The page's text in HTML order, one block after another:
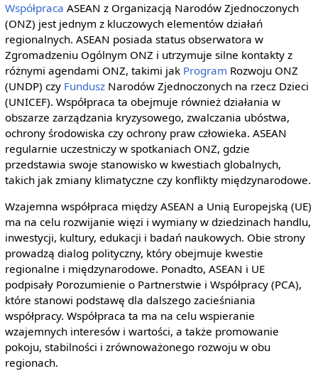
Współpraca ASEAN z Organizacją Narodów Zjednoczonych
(ONZ) jest jednym z kluczowych elementów działań
regionalnych. ASEAN posiada status obserwatora w
Zgromadzeniu Ogólnym ONZ i utrzymuje silne kontakty z
różnymi agendami ONZ, takimi jak Program Rozwoju ONZ
(UNDP) czy FunduszNarodów Zjednoczonych na rzecz Dzieci
(UNICEF). Współpraca ta obejmuje również działania w
obszarze zarządzania kryzysowego, zwalczania ubóstwa,
ochrony środowiska czy ochrony praw człowieka. ASEAN
regularnie uczestniczy w spotkaniach ONZ, gdzie
przedstawia swoje stanowisko w kwestiach globalnych,
takich jak zmiany klimatyczne czy konflikty międzynarodowe.
Wzajemna współpraca między ASEAN a Unią Europejską (UE)
ma na celu rozwijanie więzi i wymiany w dziedzinach handlu,
inwestycji, kultury, edukacji i badań naukowych. Obie strony
prowadzą dialog polityczny, który obejmuje kwestie
regionalne i międzynarodowe. Ponadto, ASEAN i UE
podpisały Porozumienie o Partnerstwie i Współpracy (PCA),
które stanowi podstawę dla dalszego zacieśniania
współpracy. Współpraca ta ma na celu wspieranie
wzajemnych interesów i wartości, a także promowanie
pokoju, stabilności i zrównoważonego rozwoju w obu
regionach.